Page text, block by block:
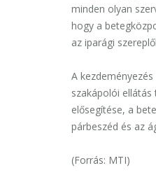
minden olyan
hogy a
az iparági
A
szakápolói
elősegítése, a
párbeszéd és az
(Forrás: MTI)